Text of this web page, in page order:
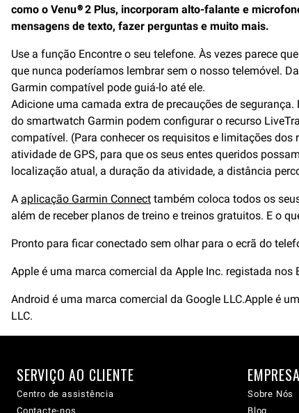
como o Venu® 2 Plus, incorporam alto-falante e
mensagens de texto, fazer perguntas e muito mais.
Use a função Encontre o seu telefone. Às vezes parece
que nunca poderíamos lembrar sem o nosso telemóvel.
Garmin compatível pode guiá-lo até ele.
Adicione uma camada extra de precauções de
do smartwatch Garmin podem configurar o recurso
compatível. (Para conhecer os requisitos e limitações
atividade de GPS, para que os seus entes queridos
localização atual, a duração da atividade, a distância
A aplicação Garmin Connect também coloca todos os
além de receber planos de treino e treinos gratuitos. E o
Pronto para ficar conectado sem olhar para o ecrã do
Apple é uma marca comercial da Apple Inc. registada nos
Android é uma marca comercial da Google LLC.Apple é
LLC.
SERVIÇO AO CLIENTE
Centro de assistência
Contacte-nos
EMPRESA
Sobre Nós
Blog